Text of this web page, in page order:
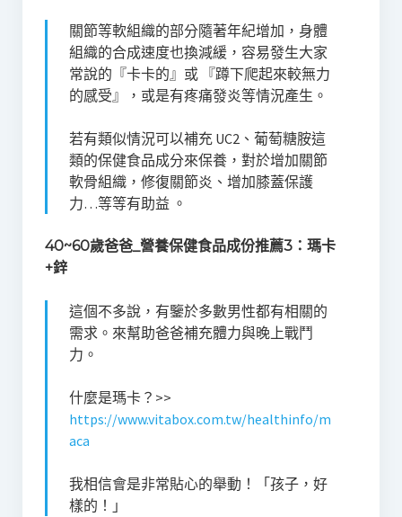
關節等軟組織的部分隨著年紀增加，身體
組織的合成速度也換減緩，容易發生大家
常說的『卡卡的』或 『蹲下爬起來較無力
的感受』，或是有疼痛發炎等情況產生。
若有類似情況可以補充 UC2、葡萄糖胺這
類的保健食品成分來保養，對於增加關節
軟骨組織，修復關節炎、增加膝蓋保護
力…等等有助益 。
40~60歲爸爸_營養保健食品成份推薦3：瑪卡
+鋅
這個不多說，有鑒於多數男性都有相關的
需求。來幫助爸爸補充體力與晚上戰鬥
力。
什麼是瑪卡？>>
https://www.vitabox.com.tw/healthinfo/m
aca
我相信會是非常貼心的舉動！「孩子，好
樣的！」